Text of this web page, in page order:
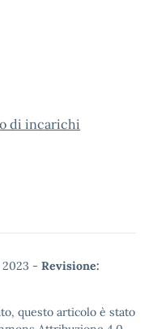
di incarichi
- Revisione:
questo articolo è stato